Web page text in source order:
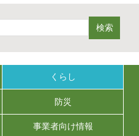
検索
くらし
防災
事業者向け情報